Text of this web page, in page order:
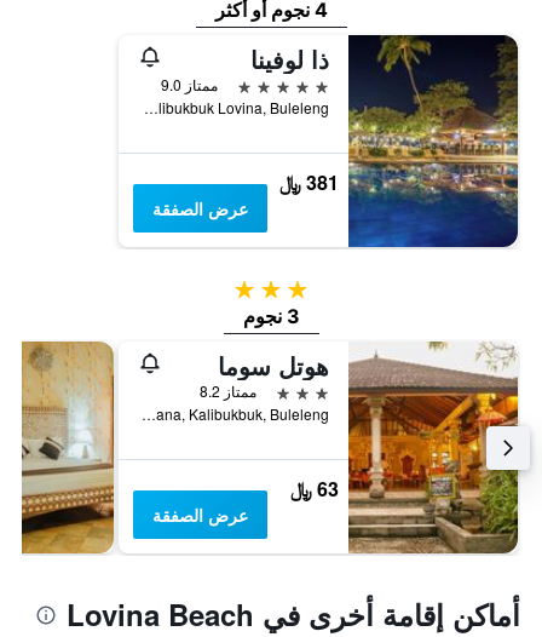
4 نجوم أو أكثر
ذا لوفينا
5 نجوم
ممتاز 9.0
Jl. Mas Lovina, Kalibukbuk Lovina, Buleleng, إندونيسيا
381 ﷼
عرض الصفقة
3 نجوم
3 نجوم
هوتل سوما
3 نجوم
ممتاز 8.2
Jalan Laviana, Kalibukbuk, Buleleng, إندونيسيا
63 ﷼
عرض الصفقة
أماكن إقامة أخرى في Lovina Beach